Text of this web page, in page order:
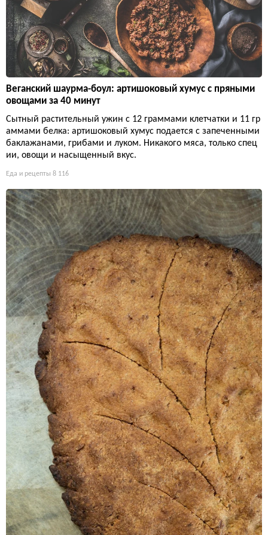
Веганский шаурма-боул: артишоковый хумус с пряными
овощами за 40 минут
Сытный растительный ужин с 12 граммами клетчатки и 11 гр
аммами белка: артишоковый хумус подается с запеченными
баклажанами, грибами и луком. Никакого мяса, только спец
ии, овощи и насыщенный вкус.
Еда и рецепты 8 116